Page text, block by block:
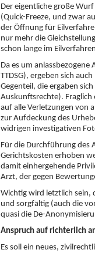
Der eigentliche große
(Quick-Freeze, und zwar
der Öffnung für
nur mehr die
schon lange im
Da es um
TTDSG), ergeben sich
Gegenteil, die ergaben
Auskunftsrechte).
auf alle Verletzungen von
zur Aufdeckung des
widrigen investigativen
Für die Durchführung des
Gerichtskosten erhoben
damit einhergehende
Arzt, der gegen
Wichtig wird letztlich sein,
und sorgfältig (auch die
quasi die De-
Anspruch auf richterlich
Es soll ein neues,